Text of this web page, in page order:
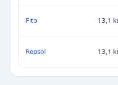
Fito 13,1
Repsol 13,1